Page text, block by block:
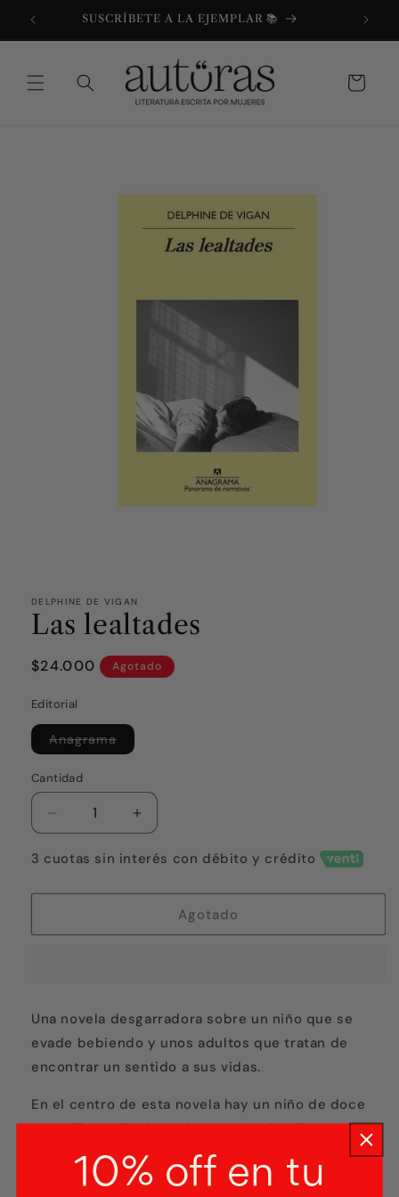
directamenteSUSCRÍBETE A LA EJEMPLAR 📚
Carrito
DELPHINE DE VIGAN
Las lealtades
Precio
$24.000 Agotado
Editorial
AnagramaVariante
agotada
disponible
Cantidad
Reducir
cantidad
para
lealtades
Aumentar
cantidad
para
lealtades
3 cuotas sin interés con débito y crédito
Agotado
Una novela desgarradora sobre un niño que se
evade bebiendo y unos adultos que tratan de
encontrar un sentido a sus vidas.
En el centro de esta novela hay un niño de doce
años: Théo, hijo de padres separados. El
progenitor, sumido en una depresión, apenas sale
de su caótico y degradado apartamento, y la
10% off en tu